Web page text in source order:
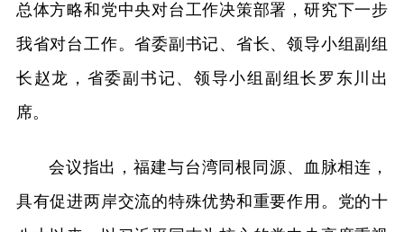
总体方略和党中央对台工作决策部署，研究下一步
我省对台工作。省委副书记、省长、领导小组副组
长赵龙，省委副书记、领导小组副组长罗东川出
席。
会议指出，福建与台湾同根同源、血脉相连，
具有促进两岸交流的特殊优势和重要作用。党的十